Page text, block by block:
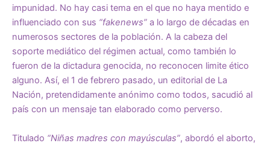
impunidad. No hay casi tema en el que no haya mentido e
influenciado con sus “fakenews” a lo largo de décadas en
numerosos sectores de la población. A la cabeza del
soporte mediático del régimen actual, como también lo
fueron de la dictadura genocida, no reconocen limite ético
alguno. Así, el 1 de febrero pasado, un editorial de La
Nación, pretendidamente anónimo como todos, sacudió al
país con un mensaje tan elaborado como perverso.
Titulado “Niñas madres con mayúsculas”, abordó el aborto,